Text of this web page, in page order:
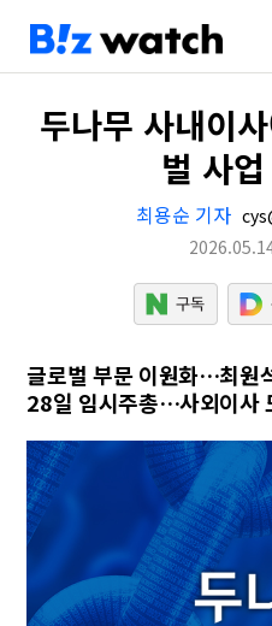
두나무 사내이
벌 사
최용순 기자
글로벌 부문 이원화…최원
28일 임시주총…사외이사